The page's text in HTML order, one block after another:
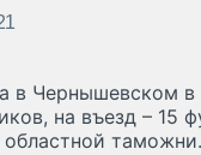
в Чернышевском
на въезд –
областной таможни.